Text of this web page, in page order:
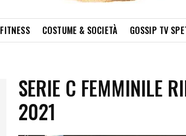
FITNESS COSTUME & SOCIETÀ GOSSIP TV
SERIE C FEMMINILE
2021